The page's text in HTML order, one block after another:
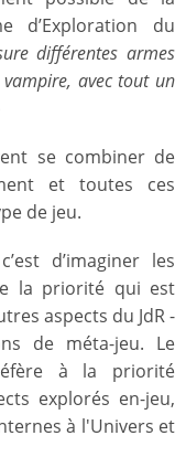
d’Exploration du
différentes armes
avec tout un
se combiner de
et toutes ces
de jeu.
d’imaginer les
la priorité qui est
aspects du JdR -
de méta-jeu. Le
à la priorité
explorés en-jeu,
à l'Univers et